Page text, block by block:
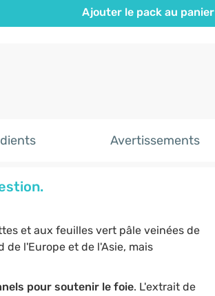
Ajouter le pack au panier
Avertissements
et aux feuilles vert pâle veinées de
l'Europe et de l'Asie, mais
pour soutenir le foie. L'extrait de